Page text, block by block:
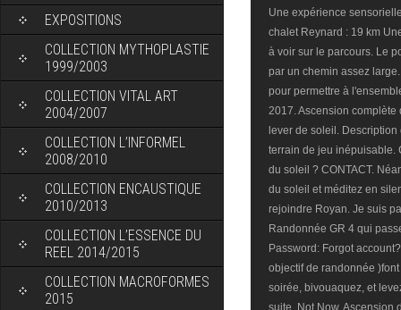
EXPOSITIONS
COLLECTION MYTHOPLASTIE
1999/2003
COLLECTION VITAL ART
2004/2007
COLLECTION L’INFORMEL
2008/2010
COLLECTION ENCAUSTIQUE
2010/2013
COLLECTION L’ESSENCE DU
REEL 2014/2015
COLLECTION MACROFORMES
2015
Une expérience
chalet Reynard : 19 km
à voir sur le parcours. Le
par un chemin assez
pour permettre à
2017. Ascension
lever de soleil.
terrain de jeu inépuisable.
du soleil ? CONTACT.
du soleil et méditez en
rejoindre Royan. Je suis
Randonnée GR 4 qui
Password: Forgot
objectif de randonnée
soirée, bivouaquez, et
suite. Not Now. Ascension